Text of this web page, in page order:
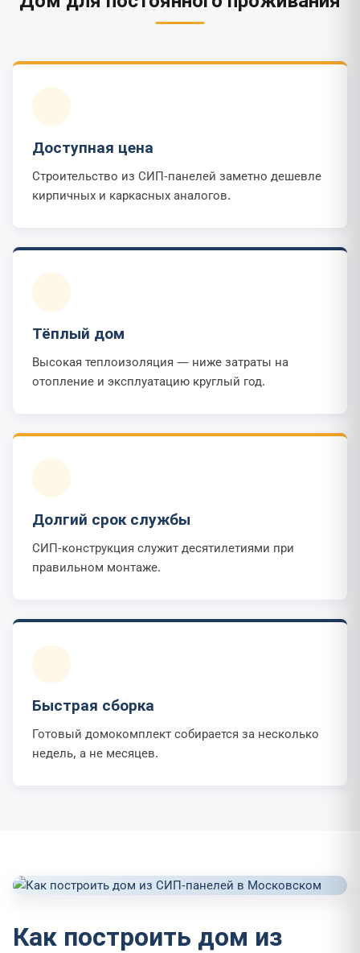
Доступная цена
Строительство из СИП-панелей заметно дешевле
кирпичных и каркасных аналогов.
Тёплый дом
Высокая теплоизоляция — ниже затраты на
отопление и эксплуатацию круглый год.
Долгий срок службы
СИП-конструкция служит десятилетиями при
правильном монтаже.
Быстрая сборка
Готовый домокомплект собирается за несколько
недель, а не месяцев.
Как построить дом из